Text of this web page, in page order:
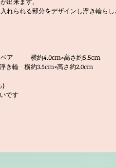
れられる部分をデザインし浮き輪ら
ベア 横約4.0cm×高さ約5.5cm
約3.5cm×高さ約2.0cm
)
です